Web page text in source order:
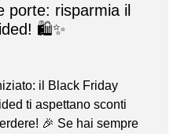
porte: risparmia il
🛍️✨
il Black Friday
ti aspettano sconti
🎉 Se hai sempre